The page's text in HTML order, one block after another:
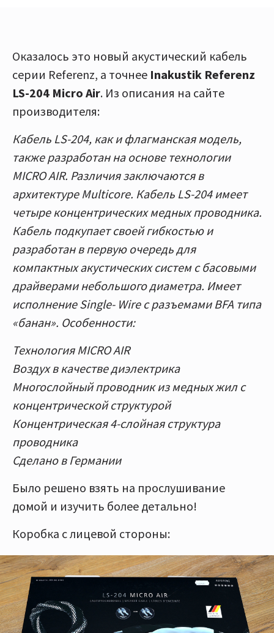
Оказалось это новый акустический кабель
серии Referenz, а точнее Inakustik Referenz
LS-204 Micro Air. Из описания на сайте
производителя:
Кабель LS-204, как и флагманская модель,
также разработан на основе технологии
MICRO AIR. Различия заключаются в
архитектуре Multicore. Кабель LS-204 имеет
четыре концентрических медных проводника.
Кабель подкупает своей гибкостью и
разработан в первую очередь для
компактных акустических систем с басовыми
драйверами небольшого диаметра. Имеет
исполнение Single- Wire с разъемами BFA типа
«банан». Особенности:
Технология MICRO AIR
Воздух в качестве диэлектрика
Многослойный проводник из медных жил с
концентрической структурой
Концентрическая 4-слойная структура
проводника
Сделано в Германии
Было решено взять на прослушивание
домой и изучить более детально!
Коробка с лицевой стороны: